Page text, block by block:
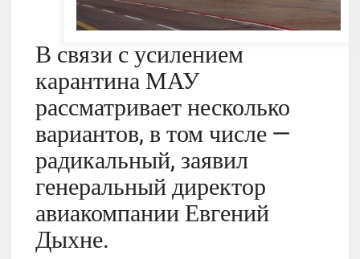
В связи с усилением
карантина МАУ
рассматривает несколько
вариантов, в том числе —
радикальный, заявил
генеральный директор
авиакомпании Евгений
Дыхне.